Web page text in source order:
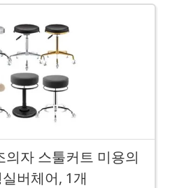
의자 스툴커트 미용의
버체어, 1개